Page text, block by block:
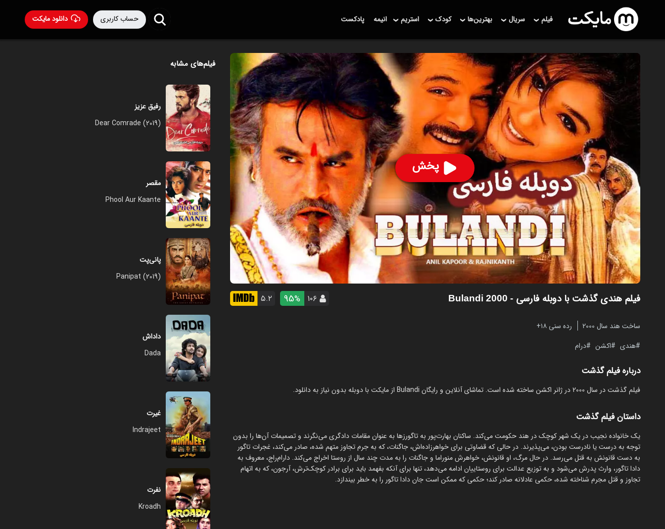
دانلود مایکت حساب کاربری فیلم سریال بهترین‌ها کودک استریم انیمه پادکست
پخش
فیلم هندی گذشت با دوبله فارسی - Bulandi 2000 ۱۰۶ 95% ۵.۲
ساخت هند سال 2000
رده سنی ۱۸+
هندی
اکشن درام
درباره فیلم گذشت
فیلم گذشت در سال 2000 در ژانر اکشن ساخته شده است. تماشای آنلاین و رایگان Bulandi از مایکت با دوبله بدون نیاز به دانلود.
داستان فیلم گذشت
یک خانواده نجیب در یک شهر کوچک در هند حکومت می‌کند. ساکنان بهارت‌پور به تاگورزها به عنوان مقامات دادگری می‌نگرند و تصمیمات آن‌ها را بدون
توجه به درست یا نادرست بودن، می‌پذیرند. در حالی که قضاوتی برای خواهرزاده‌اش، جاگنات، که به جرم تجاوز متهم شده، صادر می‌کند، غجرات تاگور
به دست قانونش به قتل می‌رسد. در حال مرگ، او قانونش، خواهرش منوراما و جاگنات را به مدت چند سال از روستا اخراج می‌کند. دارام‌راج، معروف به
دادا تاگور، وارث پدرش می‌شود و به توزیع عدالت برای روستاییان ادامه می‌دهد، تنها برای آنکه بفهمد باید برای برادر کوچک‌ترش، آرجون، که به اتهام
تجاوز و قتل مجرم شناخته شده، حکمی عادلانه صادر کند؛ حکمی که ممکن است جان دادا تاگور را به خطر بیندازد.
فیلم‌های مشابه
رفیق عزیز
Dear Comrade (2019)
مقصر
Phool Aur Kaante
پانی‌پت
Panipat (2019)
داداش
Dada
غیرت
Indrajeet
نفرت
Kroadh